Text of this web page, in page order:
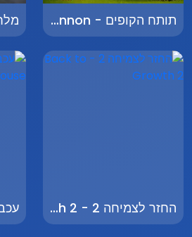
תותח הקופים - Monkey Cannon
החזר לצמיחה 2 - Back to Growth 2